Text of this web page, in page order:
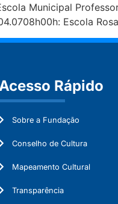
Municipal
Escola
Acesso Rápido
Sobre a Fundação
Conselho de Cultura
Mapeamento Cultural
Transparência